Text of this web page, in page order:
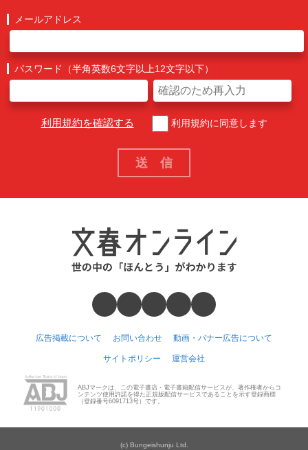
メールアドレス
パスワード（半角英数6文字以上12文字以下）
利用規約を確認する 利用規約に同意します
広告掲載について お問い合わせ 動画・バナー広告について
サイトポリシー 運営会社
ABJマークは、この電子書店・電子書籍配信サービスが、著作権者からコ
ンテンツ使用許諾を得た正規版配信サービスであることを示す登録商標
（登録番号6091713号）です。
(c) Bungeishunju Ltd.